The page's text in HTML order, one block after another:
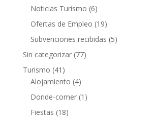
Noticias Turismo (6)
Ofertas de Empleo (19)
Subvenciones recibidas (5)
Sin categorizar(77)
Turismo (41)
Alojamiento (4)
Donde-comer(1)
Fiestas (18)